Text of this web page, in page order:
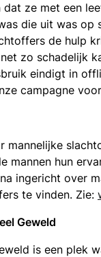
dat ze met een
die uit was
de hulp
zo schadelijk
eindigt in
campagne voor
mannelijke
mannen hun
ingericht over
te vinden. Zie:
Geweld
is een plek